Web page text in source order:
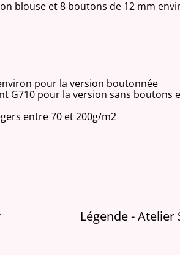
blouse et 8 boutons de 12 mm
pour la version boutonnée
G710 pour la version sans boutons
entre 70 et 200g/m2
Légende - Atelier